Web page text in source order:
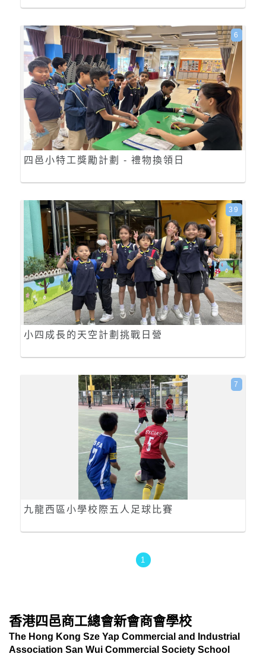
四邑小特工獎勵計劃 - 禮物換領日
6
小四成長的天空計劃挑戰日營
39
九龍西區小學校際五人足球比賽
7
1
香港四邑商工總會新會商會學校
The Hong Kong Sze Yap Commercial and Industrial
Association San Wui Commercial Society School